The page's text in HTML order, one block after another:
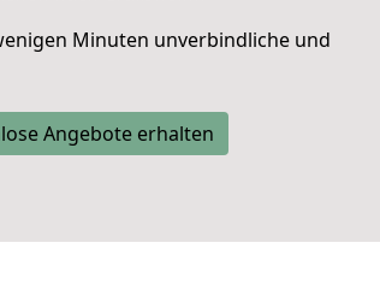
Minuten unverbindliche und
Angebote erhalten